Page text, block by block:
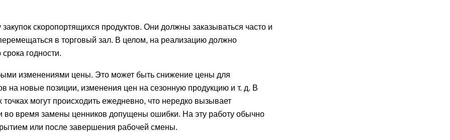
скоропортящихся продуктов. Они должны заказываться часто и
в торговый зал. В целом, на реализацию должно
годности.
изменениями цены. Это может быть снижение цены для
на новые позиции, изменения цен на сезонную продукцию и т. д. В
могут происходить ежедневно, что нередко вызывает
во время замены ценников допущены ошибки. На эту работу обычно
или после завершения рабочей смены.